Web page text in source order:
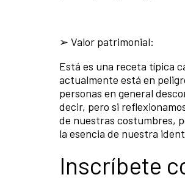
➢ Valor patrimonial:
Está es una receta típica
actualmente está en
personas en general
decir, pero si
de nuestras costumbres,
la esencia de nuestra
Inscríbete